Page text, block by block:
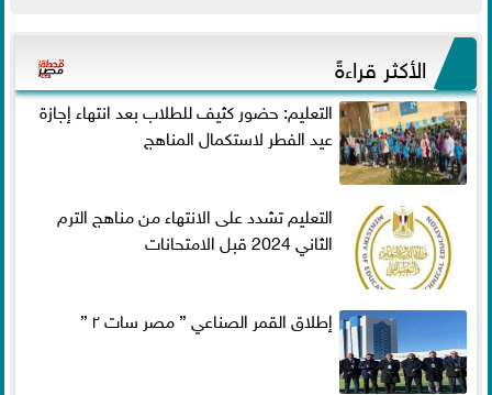
الأكثر قراءةً
التعليم: حضور كثيف للطلاب بعد انتهاء إجازة
عيد الفطر لاستكمال المناهج
التعليم تشدد على الانتهاء من مناهج الترم
الثاني 2024 قبل الامتحانات
إطلاق القمر الصناعي ” مصر سات ٢ ”